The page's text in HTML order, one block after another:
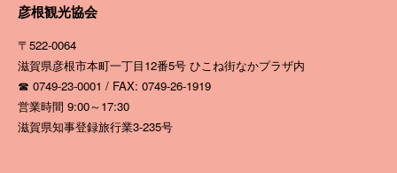
彦根観光協会
〒522-0064
滋賀県彦根市本町一丁目12番5号 ひこね街なかプラザ内
☎ 0749-23-0001 / FAX: 0749-26-1919
営業時間 9:00～17:30
滋賀県知事登録旅行業3-235号